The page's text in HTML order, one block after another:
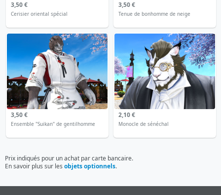
3,50 €
Cerisier oriental spécial
3,50 €
Tenue de bonhomme de neige
3,50 €
Ensemble "Suikan" de gentilhomme
2,10 €
Monocle de sénéchal
Prix indiqués pour un achat par carte bancaire.
En savoir plus sur les objets optionnels.